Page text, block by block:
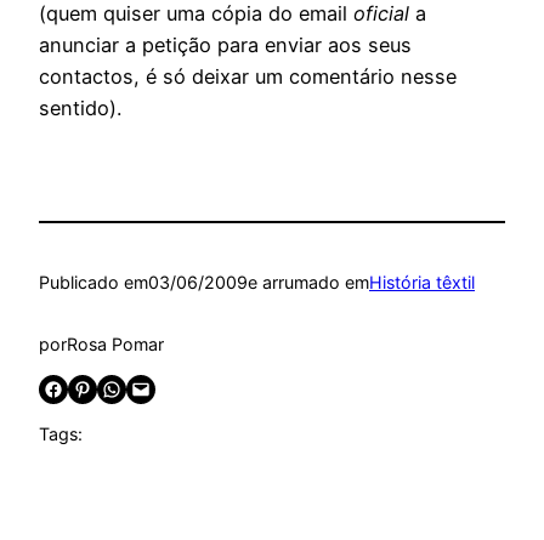
(quem quiser uma cópia do email oficial a
anunciar a petição para enviar aos seus
contactos, é só deixar um comentário nesse
sentido).
Publicado em03/06/2009e arrumado emHistória têxtil
porRosa Pomar
Share on Facebook Share on Pinterest Share on WhatsApp Email this Page
Tags: